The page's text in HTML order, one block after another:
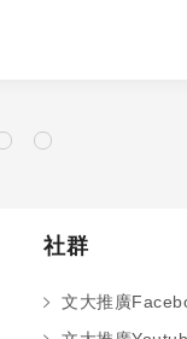
社群
文大推廣